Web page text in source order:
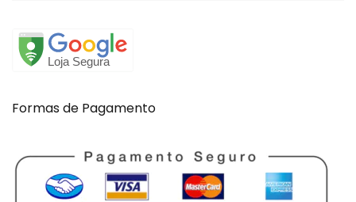
Formas de Pagamento